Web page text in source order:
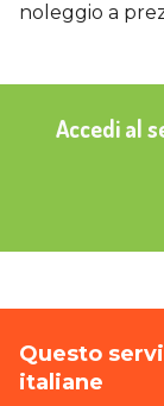
noleggio a
Accedi al
Questo
italiane